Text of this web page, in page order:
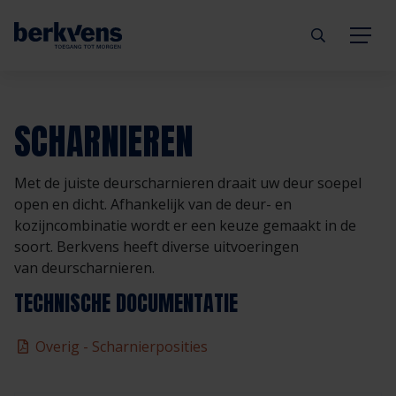
Deuren
Kozijnen
Hang- & sluitwerk
Diensten
Technische documentatie
Eengezinswoning
Meergezinswoning
Utiliteitsgebouw
Prefab woning
Aannemer
Architect
Projectontwikkelaar
Handelspartner
Inbraakwerend
Brandwerend
Geluidwerend
Rookwerend
Duurzaamheid
mijndeur.nl
Webshop
Inspiratie
Verkooppunten
Veelgestelde vragen
Blog
Organisatie
Duurzaamheid
GND Garantiedeuren
Werken bij Berkvens
SCHARNIEREN
Met de juiste deurscharnieren draait uw deur soepel
open en dicht. Afhankelijk van de deur- en
kozijncombinatie wordt er een keuze gemaakt in de
soort. Berkvens heeft diverse uitvoeringen
van deurscharnieren.
TECHNISCHE DOCUMENTATIE
Overig - Scharnierposities